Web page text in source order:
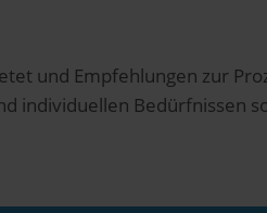
und Empfehlungen zur
individuellen Bedürfnissen